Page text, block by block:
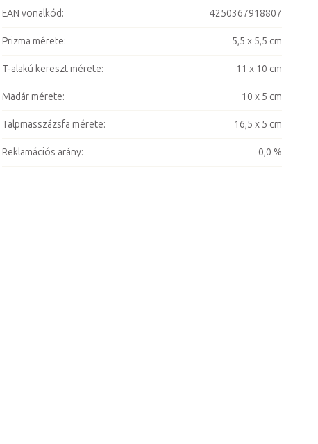
EAN vonalkód: 4250367918807
Prizma mérete: 5,5 x 5,5 cm
T-alakú kereszt mérete: 11 x 10 cm
Madár mérete: 10 x 5 cm
Talpmasszázsfa mérete: 16,5 x 5 cm
Reklamációs arány: 0,0 %